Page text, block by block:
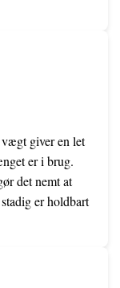
giver en let
er i brug.
det nemt at
er holdbart